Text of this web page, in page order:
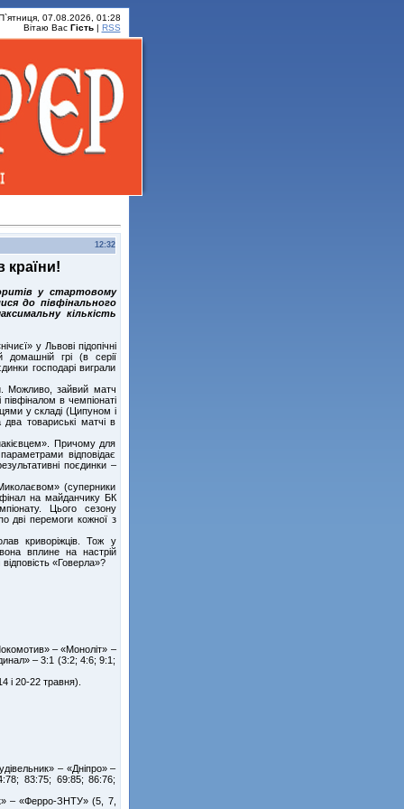
07.08.2026, 01:28
Вітаю Вас Гість| RSS
12:32
країни!
у стартовому
до півфінального
кількість
у Львові підопічні
домашній грі (в серії
господарі виграли
Можливо, зайвий матч
в чемпіонаті
у складі (Ципуном і
товариські матчі в
Причому для
відповідає
поєдинки –
(суперники
на майданчику БК
Цього сезону
дві перемоги кожної з
криворіжців. Тож у
вплине на настрій
«Говерла»?
– «Моноліт» –
– 3:1 (3:2; 4:6; 9:1;
і 20-22 травня).
– «Дніпро» –
83:75; 69:85; 86:76;
– «Ферро-ЗНТУ» (5, 7,